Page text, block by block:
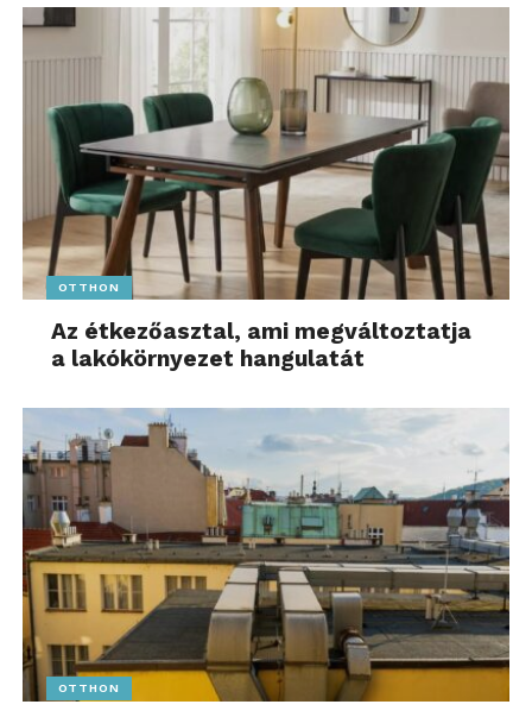
OTTHON
Az étkezőasztal, ami megváltoztatja
a lakókörnyezet hangulatát
OTTHON